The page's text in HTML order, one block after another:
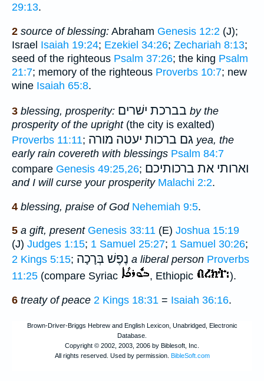
29:13.
2 source of blessing: Abraham Genesis 12:2 (J);
Israel Isaiah 19:24; Ezekiel 34:26; Zechariah 8:13;
seed of the righteous Psalm 37:26; the king Psalm
21:7; memory of the righteous Proverbs 10:7; new
wine Isaiah 65:8.
3 blessing, prosperity: בברכת ישׁרים by the
prosperity of the upright(the city is exalted)
Proverbs 11:11; גם ברכות יעטה מורה
yea, the
early rain covereth with blessings Psalm 84:7
compare Genesis 49:25,26; וארותי את ברכותיכם
and I will curse your prosperity Malachi 2:2.
4 blessing, praise of God Nehemiah 9:5.
5 a gift, present Genesis 33:11 (E) Joshua 15:19
(J) Judges 1:15; 1 Samuel 25:27; 1 Samuel 30:26;
2 Kings 5:15; נֶפֶשׁ בְּרָכָה a liberal person Proverbs
11:25 (compare Syriac , Ethiopic ).
6 treaty of peace 2 Kings 18:31 = Isaiah 36:16.